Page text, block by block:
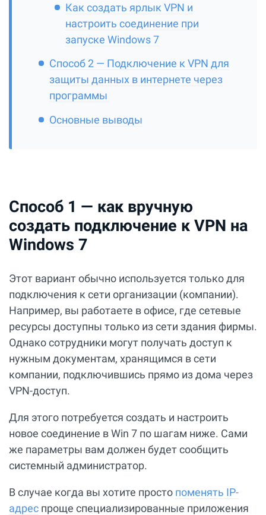
Как создать ярлык VPN и
настроить соединение при
запуске Windows 7
Способ 2 — Подключение к VPN для
защиты данных в интернете через
программы
Основные выводы
Способ 1 — как вручную
создать подключение к VPN на
Windows 7
Этот вариант обычно используется только для
подключения к сети организации (компании).
Например, вы работаете в офисе, где сетевые
ресурсы доступны только из сети здания фирмы.
Однако сотрудники могут получать доступ к
нужным документам, хранящимся в сети
компании, подключившись прямо из дома через
VPN-доступ.
Для этого потребуется создать и настроить
новое соединение в Win 7 по шагам ниже. Сами
же параметры вам должен будет сообщить
системный администратор.
В случае когда вы хотите просто поменять IP-
адрес проще специализированные приложения